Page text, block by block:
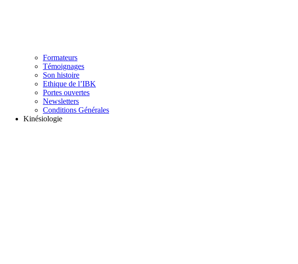
Formateurs
Témoignages
Son histoire
Ethique de l’IBK
Portes ouvertes
Newsletters
Conditions Générales
Kinésiologie